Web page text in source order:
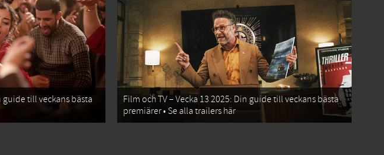
guide till veckans bästa
Film och TV – Vecka 13 2025: Din guide till veckans bästa
premiärer • Se alla trailers här